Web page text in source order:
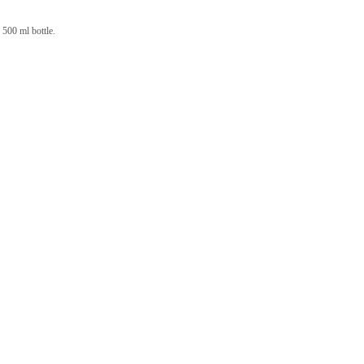
ml bottle.